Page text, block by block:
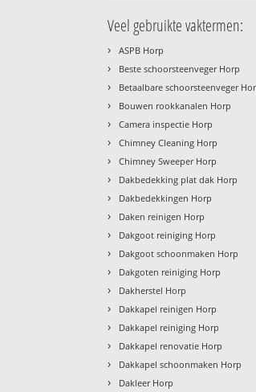
Veel gebruikte vaktermen:
› ASPB Horp
› Beste schoorsteenveger Horp
› Betaalbare schoorsteenveger
› Bouwen rookkanalen Horp
› Camera inspectie Horp
› Chimney Cleaning Horp
› Chimney Sweeper Horp
› Dakbedekking plat dak Horp
› Dakbedekkingen Horp
› Daken reinigen Horp
› Dakgoot reiniging Horp
› Dakgoot schoonmaken Horp
› Dakgoten reiniging Horp
› Dakherstel Horp
› Dakkapel reinigen Horp
› Dakkapel reiniging Horp
› Dakkapel renovatie Horp
› Dakkapel schoonmaken Horp
› Dakleer Horp